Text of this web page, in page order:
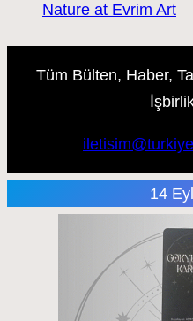
Nature at Evrim Art
Tüm Bülten, Haber,
14